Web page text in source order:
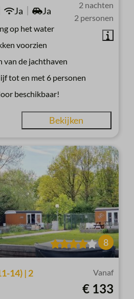
2 nachten
2 personen
Ja Ja
op het water
voorzien
de jachthaven
tot en met 6 personen
beschikbaar!
Bekijken
8
Vanaf
€ 133
14) | 2